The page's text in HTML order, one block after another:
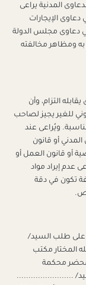
المدنية يراعى
دعاوى الإيجارات
دعاوى مجلس الدولة
به ومظاهر مخالفته
التزام، وأن
للغير يجيز لصاحب
ويُراعى عند
المدني أو قانون
أو قانون العمل أو
إيراد مواد
تكون في دقة
على طلب السيد/
المختار مكتب
محضر محكمة
........................